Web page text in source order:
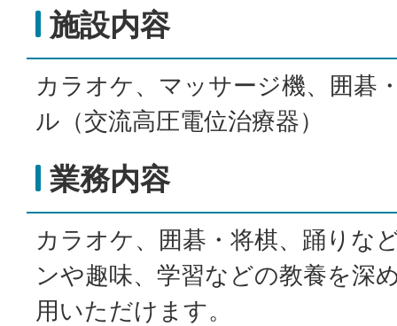
施設内容
カラオケ、マッサージ機、囲碁
ル（交流高圧電位治療器）
業務内容
カラオケ、囲碁・将棋、踊りな
ンや趣味、学習などの教養を深
用いただけます。